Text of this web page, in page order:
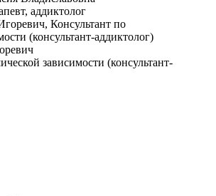
аддиктолог
зависимости (консультант-